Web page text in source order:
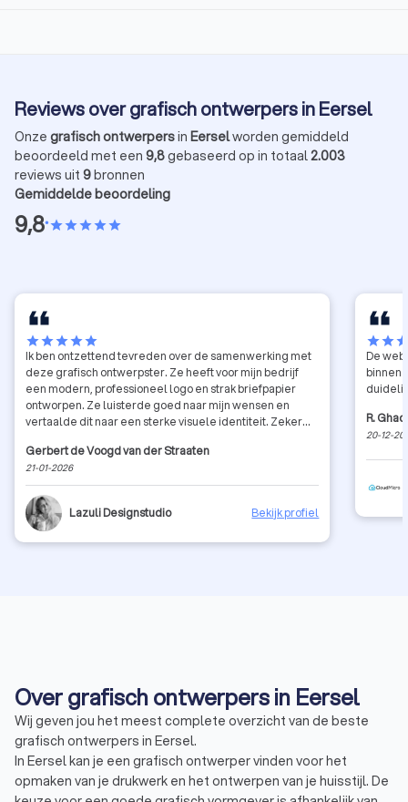
Reviews over grafisch ontwerpers in Eersel
Onze grafisch ontwerpersin Eerselworden gemiddeld
beoordeeld met een 9,8gebaseerd op in totaal2.003
reviews uit 9bronnen
Gemiddelde beoordeling
9,8•starstarstarstarstar
starstarstarstarstar
Ik ben ontzettend tevreden over de samenwerking met
deze grafisch ontwerpster. Ze heeft voor mijn bedrijf
een modern, professioneel logo en strak briefpapier
ontworpen. Ze luisterde goed naar mijn wensen en
vertaalde dit naar een sterke visuele identiteit. Zeker
Gerbert de Voogd van der Straaten
21-01-2026
Lazuli Designstudio Bekijk profiel
starstar
De
binnen
R.
20-12-
Over grafisch ontwerpers in Eersel
Wij geven jou het meest complete overzicht van de beste
grafisch ontwerpers in Eersel.
In Eersel kan je een grafisch ontwerper vinden voor het
opmaken van je drukwerk en het ontwerpen van je huisstijl. De